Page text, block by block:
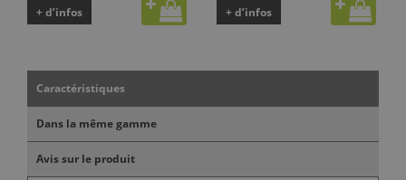
+ d’infos + d’infos
Caractéristiques
Dans la même gamme
Avis sur le produit